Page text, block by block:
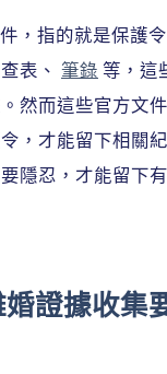
，指的就是保護
表、 筆錄 等，這
然而這些官方文
，才能留下相關
隱忍，才能留下
證據收集